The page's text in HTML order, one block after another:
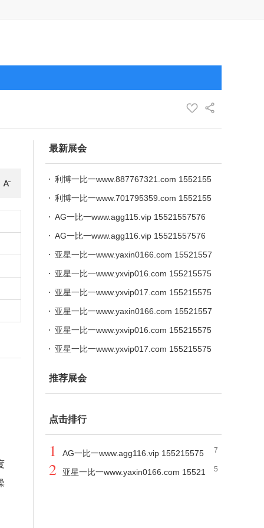
最新展会
利博一比一www.887767321.com 1552155
7576
利博一比一www.701795359.com 1552155
7576
AG一比一www.agg115.vip 15521557576
AG一比一www.agg116.vip 15521557576
亚星一比一www.yaxin0166.com 15521557
576
亚星一比一www.yxvip016.com 155215575
76
亚星一比一www.yxvip017.com 155215575
76
亚星一比一www.yaxin0166.com 15521557
576
亚星一比一www.yxvip016.com 155215575
76
亚星一比一www.yxvip017.com 155215575
推荐展会
点击排行
7
1
AG一比一www.agg116.vip 155215575
76
5
2
亚星一比一www.yaxin0166.com 15521